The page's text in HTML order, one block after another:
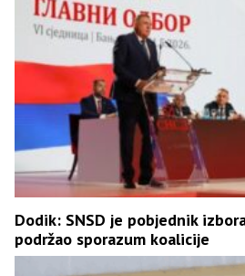
Dodik: SNSD je pobjednik
podržao sporazum koalicije